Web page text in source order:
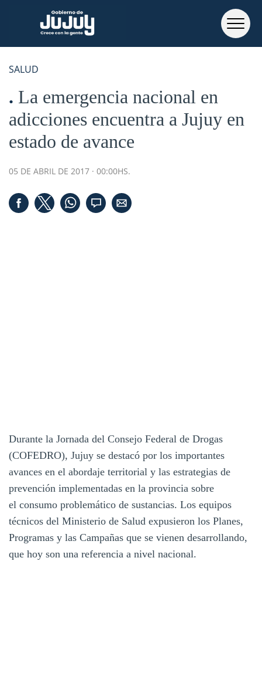
SALUD
La emergencia nacional en
adicciones encuentra a Jujuy en
estado de avance
05 DE ABRIL DE 2017 · 00:00HS.
Durante la Jornada del Consejo Federal de Drogas
(COFEDRO), Jujuy se destacó por los importantes
avances en el abordaje territorial y las estrategias de
prevención implementadas en la provincia sobre
el consumo problemático de sustancias. Los equipos
técnicos del Ministerio de Salud expusieron los Planes,
Programas y las Campañas que se vienen desarrollando,
que hoy son una referencia a nivel nacional.